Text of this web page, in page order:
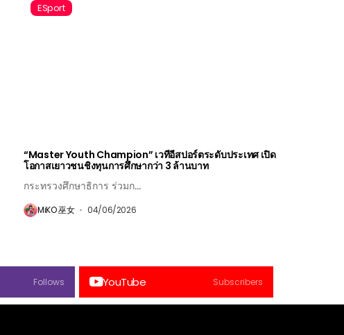
ESport
“Master Youth Champion” เวทีอีสปอร์ตระดับประเทศ เปิด
โอกาสเยาวชนชิงทุนการศึกษากว่า 3 ล้านบาท
กระทรวงศึกษาธิการ ร่วมก...
MiKO 巫女 04/06/2026
Follows YouTube Subscribers